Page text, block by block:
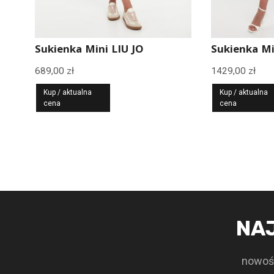
Sukienka Mini LIU JO
689,00 zł
Kup / aktualna
cena
Sukienka
1429,00 zł
Kup / aktualna
cena